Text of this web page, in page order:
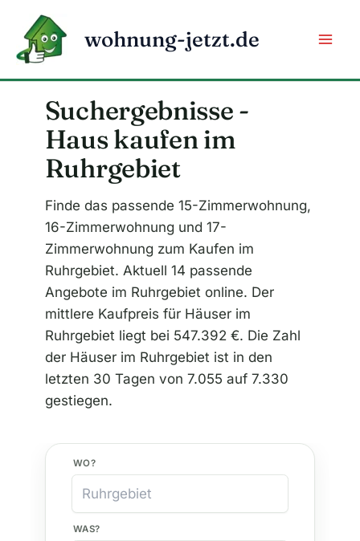
Inhalt
springen
wohnung-jetzt.de
Suchergebnisse -
Haus kaufen im
Ruhrgebiet
Finde das passende 15-Zimmerwohnung,
16-Zimmerwohnung und 17-
Zimmerwohnung zum Kaufen im
Ruhrgebiet. Aktuell 14 passende
Angebote im Ruhrgebiet online. Der
mittlere Kaufpreis für Häuser im
Ruhrgebiet liegt bei 547.392 €. Die Zahl
der Häuser im Ruhrgebiet ist in den
letzten 30 Tagen von 7.055 auf 7.330
gestiegen.
WO?
WAS?